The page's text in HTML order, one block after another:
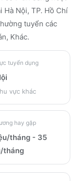
Hà Nội, TP. Hồ Chí
tuyển các
Khác.
tuyển dụng
vực khác
hay gặp
tháng - 35
tháng